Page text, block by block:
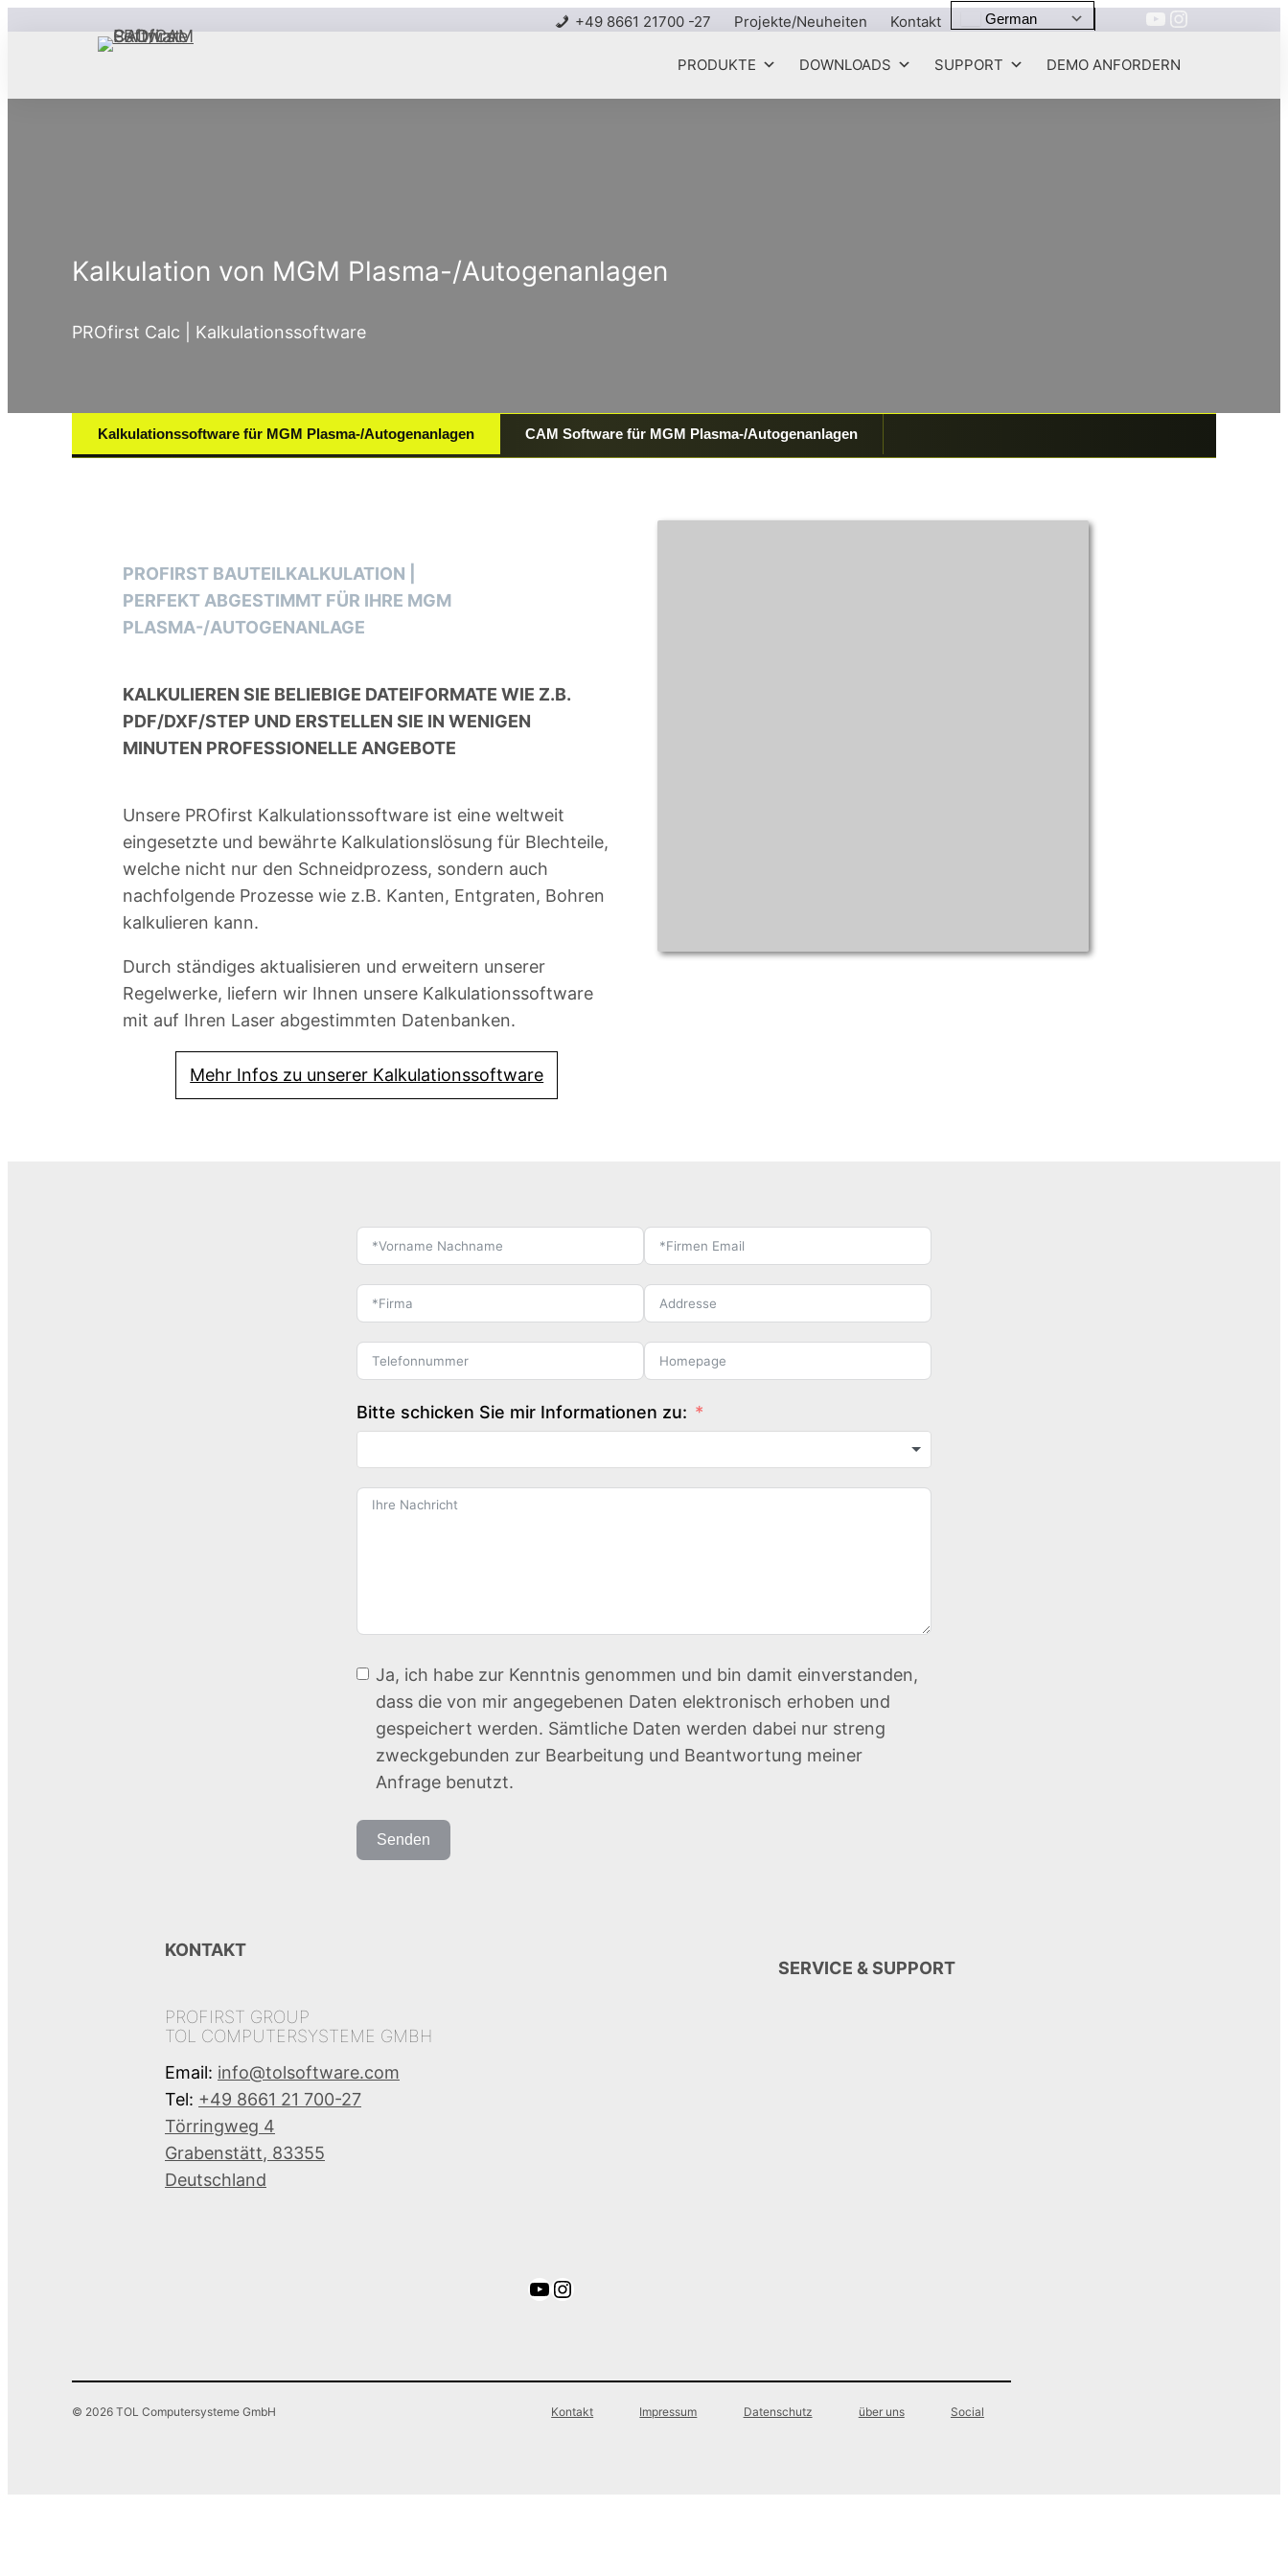
+49 8661 21700 -27 Projekte/Neuheiten Kontakt German YouTube Instagram
PRODUKTE DOWNLOADS SUPPORT DEMO ANFORDERN
Kalkulation von MGM Plasma-/Autogenanlagen
PROfirst Calc | Kalkulationssoftware
Kalkulationssoftware für MGM Plasma-/Autogenanlagen CAM Software für MGM Plasma-/Autogenanlagen
PROFIRST BAUTEILKALKULATION |
PERFEKT ABGESTIMMT FÜR IHRE MGM
PLASMA-/AUTOGENANLAGE
KALKULIEREN SIE BELIEBIGE DATEIFORMATE WIE Z.B.
PDF/DXF/STEP UND ERSTELLEN SIE IN WENIGEN
MINUTEN PROFESSIONELLE ANGEBOTE
Unsere PROfirst Kalkulationssoftware ist eine weltweit
eingesetzte und bewährte Kalkulationslösung für Blechteile,
welche nicht nur den Schneidprozess, sondern auch
nachfolgende Prozesse wie z.B. Kanten, Entgraten, Bohren
kalkulieren kann.
Durch ständiges aktualisieren und erweitern unserer
Regelwerke, liefern wir Ihnen unsere Kalkulationssoftware
mit auf Ihren Laser abgestimmten Datenbanken.
Mehr Infos zu unserer Kalkulationssoftware
Bitte schicken Sie mir Informationen zu:
Ja, ich habe zur Kenntnis genommen und bin damit einverstanden,
dass die von mir angegebenen Daten elektronisch erhoben und
gespeichert werden. Sämtliche Daten werden dabei nur streng
zweckgebunden zur Bearbeitung und Beantwortung meiner
Anfrage benutzt.
Senden
KONTAKT
PROFIRST GROUP
TOL COMPUTERSYSTEME GMBH
Email: info@tolsoftware.com
Tel: +49 8661 21 700-27
Törringweg 4
Grabenstätt, 83355
Deutschland
SERVICE & SUPPORT
YouTube
Instagram
© 2026 TOL Computersysteme GmbH Kontakt Impressum Datenschutz über uns Social